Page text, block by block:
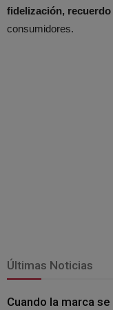
fidelización,
consumidores.
Últimas Noticias
Cuando la marca